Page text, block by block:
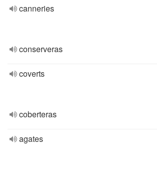
canneries
conserveras
coverts
coberteras
agates